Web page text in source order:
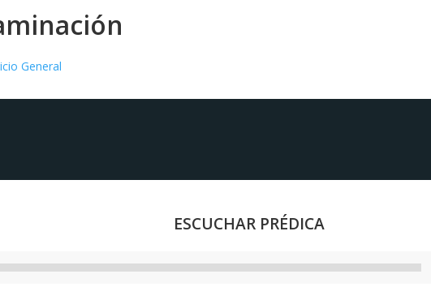
General
ESCUCHAR PRÉDICA
Reproductor